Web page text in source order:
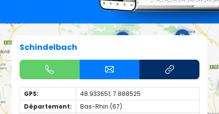
Schindelbach
GPS:
48.933651; 7.888525
Département:
Bas-Rhin (67)